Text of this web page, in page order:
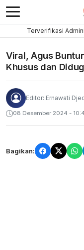
Terverifikasi
Viral, Agus
Khusus dan
Editor: Ernawati
08 Desember 2024 -
Bagikan: